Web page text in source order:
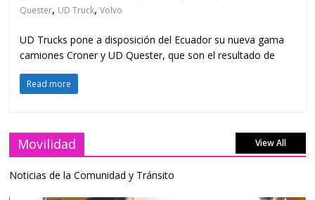
Quester, UD Truck,Volvo
UD Trucks pone a disposición del Ecuador su nueva gama
camiones Croner y UD Quester, que son el resultado de
Read more
Movilidad View All
Noticias de la Comunidad y Tránsito